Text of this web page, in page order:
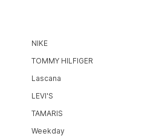
NIKE
TOMMY HILFIGER
Lascana
LEVI'S
TAMARIS
Weekday